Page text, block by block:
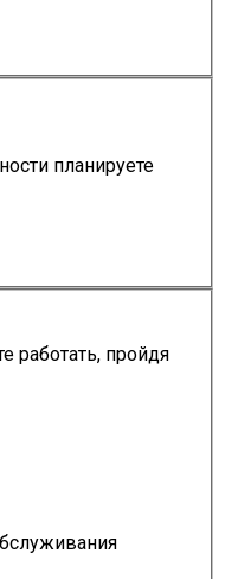
планируете
работать, пройдя